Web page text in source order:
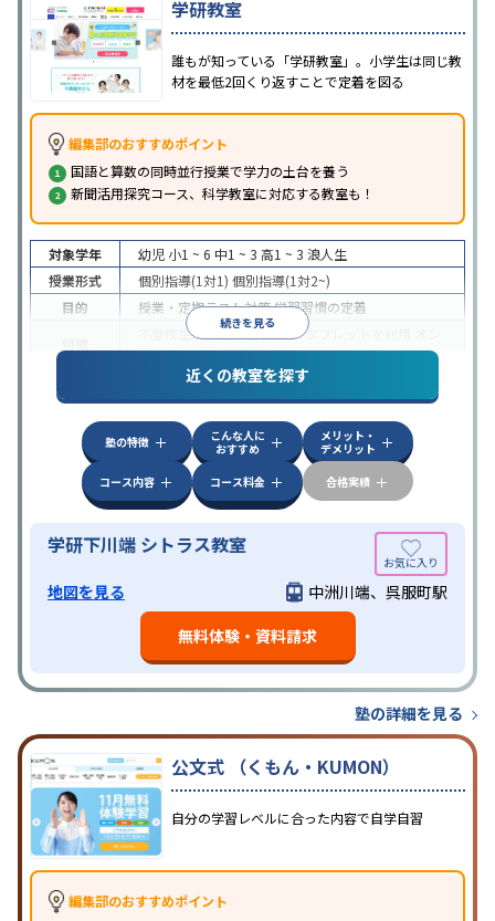
学研教室
誰もが知っている「学研教室」。小学生は同じ教
材を最低2回くり返すことで定着を図る
編集部のおすすめポイント
国語と算数の同時並行授業で学力の土台を養う
新聞活用探究コース、科学教室に対応する教室も！
続きを見る
対象学年 幼児 小1 ~ 6 中1 ~ 3 高1 ~ 3 浪人生
授業形式
個別指導(1対1) 個別指導(1対2~)
目的
授業・定期テスト対策学習習慣の定着
不登校生に対応学習にPC・タブレットを利用
ライン対応
近くの教室を探す
塾の特徴
こんな人に
おすすめ
メリット・
デメリット
コース内容
コース料金 合格実績
学研下川端 シトラス教室
地図を見る
中洲川端、呉服町駅
無料体験・資料請求
塾の詳細を見る
公文式 （くもん・KUMON）
自分の学習レベルに合った内容で自学自習
編集部のおすすめポイント